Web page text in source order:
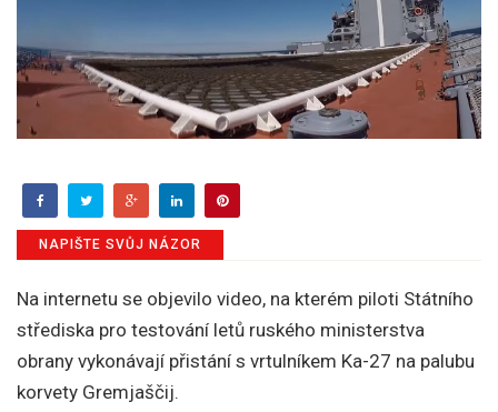
NAPIŠTE SVŮJ NÁZOR
Na internetu se objevilo video, na kterém piloti Státního
střediska pro testování letů ruského ministerstva
obrany vykonávají přistání s vrtulníkem Ka-27 na palubu
korvety Gremjaščij.